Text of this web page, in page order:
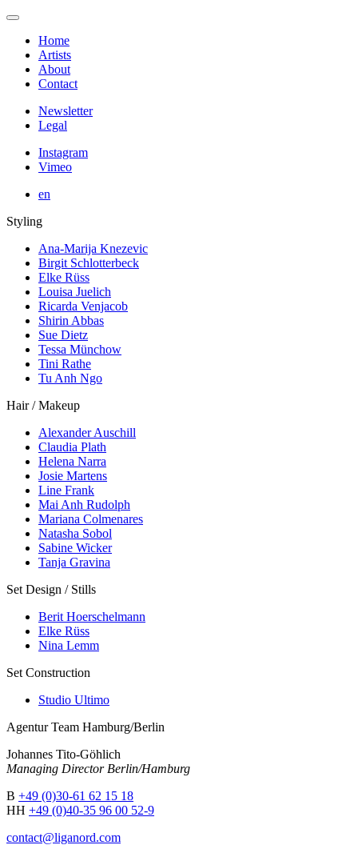
Home
Artists
About
Contact
Newsletter
Legal
Instagram
Vimeo
en
Styling
Ana-Marija Knezevic
Birgit Schlotterbeck
Elke Rüss
Louisa Juelich
Ricarda Venjacob
Shirin Abbas
Sue Dietz
Tessa Münchow
Tini Rathe
Tu Anh Ngo
Hair / Makeup
Alexander Auschill
Claudia Plath
Helena Narra
Josie Martens
Line Frank
Mai Anh Rudolph
Mariana Colmenares
Natasha Sobol
Sabine Wicker
Tanja Gravina
Set Design / Stills
Berit Hoerschelmann
Elke Rüss
Nina Lemm
Set Construction
Studio Ultimo
Agentur Team Hamburg/Berlin
Johannes Tito-Göhlich
Managing Director Berlin/Hamburg
B +49 (0)30-61 62 15 18
HH +49 (0)40-35 96 00 52-9
contact@liganord.com